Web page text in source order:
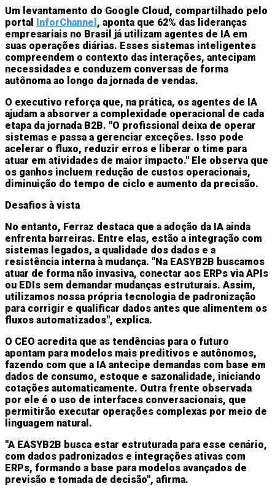
Um levantamento do Google Cloud, compartilhado pelo
portal InforChannel , aponta que 62% das lideranças
empresariais no Brasil já utilizam agentes de IA em
suas operações diárias. Esses sistemas inteligentes
compreendem o contexto das interações, antecipam
necessidades e conduzem conversas de forma
autônoma ao longo da jornada de vendas.
O executivo reforça que, na prática, os agentes de IA
ajudam a absorver a complexidade operacional de cada
etapa da jornada B2B. "O profissional deixa de operar
sistemas e passa a gerenciar exceções. Isso pode
acelerar o fluxo, reduzir erros e liberar o time para
atuar em atividades de maior impacto." Ele observa que
os ganhos incluem redução de custos operacionais,
diminuição do tempo de ciclo e aumento da precisão.
Desafios à vista
No entanto, Ferraz destaca que a adoção da IA ainda
enfrenta barreiras. Entre elas, estão a integração com
sistemas legados, a qualidade dos dados e a
resistência interna à mudança. "Na EASYB2B buscamos
atuar de forma não invasiva, conectar aos ERPs via APIs
ou EDIs sem demandar mudanças estruturais. Assim,
utilizamos nossa própria tecnologia de padronização
para corrigir e qualificar dados antes que alimentem os
fluxos automatizados", explica.
O CEO acredita que as tendências para o futuro
apontam para modelos mais preditivos e autônomos,
fazendo com que a IA antecipe demandas com base em
dados de consumo, estoque e sazonalidade, iniciando
cotações automaticamente. Outra frente observada
por ele é o uso de interfaces conversacionais, que
permitirão executar operações complexas por meio de
linguagem natural.
"A EASYB2B busca estar estruturada para esse cenário,
com dados padronizados e integrações ativas com
ERPs, formando a base para modelos avançados de
previsão e tomada de decisão", afirma.